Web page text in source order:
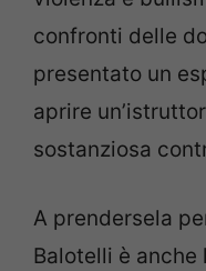
confronti delle
presentato un
aprire
sostanziosa
A prendersela
Balotelli è anche